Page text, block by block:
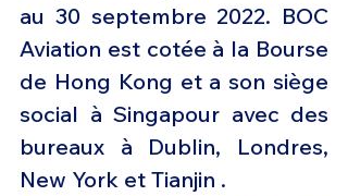
au 30 septembre 2022. BOC
Aviation est cotée à la Bourse
de Hong Kong et a son siège
social à Singapour avec des
bureaux à Dublin, Londres,
New York et Tianjin .